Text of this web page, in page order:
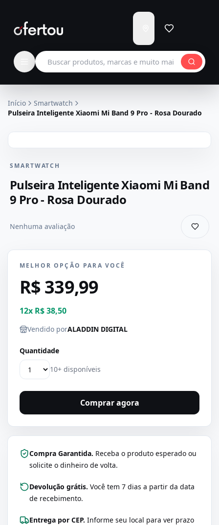
para
Carregando...
Buscar produtos
Início
Smartwatch
Pulseira Inteligente Xiaomi Mi Band 9 Pro - Rosa Dourado
SMARTWATCH
Pulseira Inteligente Xiaomi Mi Band
9 Pro - Rosa Dourado
Nenhuma avaliação
MELHOR OPÇÃO PARA VOCÊ
R$ 339,99
12x R$ 38,50
Vendido porALADDIN DIGITAL
Quantidade
10+ disponíveis
Comprar agora
Compra Garantida. Receba o produto esperado ou
solicite o dinheiro de volta.
Devolução grátis. Você tem 7 dias a partir da data
de recebimento.
Entrega por CEP. Informe seu local para ver prazo